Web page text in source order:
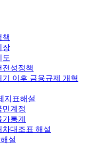
책
장
도
전성정책
이후 금융규제 개혁
지표해설
민계정
통계
대조표 해설
설